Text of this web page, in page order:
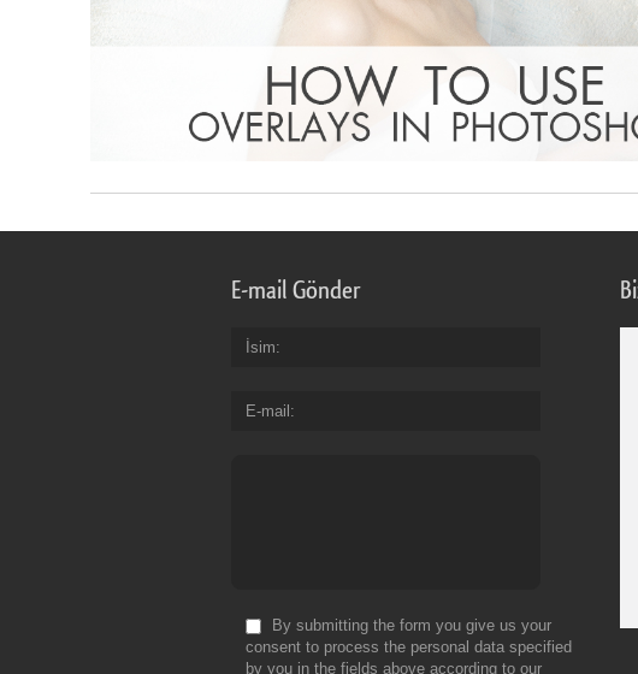
E-mail Gönder
İsim
E-mail
By submitting the form you give us your
consent to process the personal data specified
by you in the fields above according to our